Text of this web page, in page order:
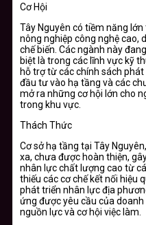
Cơ Hội
Tây Nguyên có tiềm năng
nông nghiệp công nghệ cao,
chế biến. Các ngành này
biệt là trong các lĩnh vực kỹ
hỗ trợ từ các chính sách
đầu tư vào hạ tầng và các
mở ra những cơ hội lớn cho
trong khu vực.
Thách Thức
Cơ sở hạ tầng tại Tây
xa, chưa được hoàn thiện,
nhân lực chất lượng cao từ
thiếu các cơ chế kết nối hiệu
phát triển nhân lực địa
ứng được yêu cầu của
nguồn lực và cơ hội việc làm.